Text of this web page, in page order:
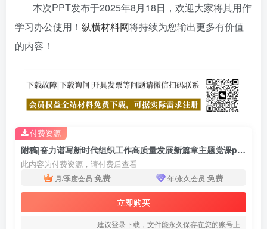
本次PPT发布于2025年8月18日 ，欢迎大家将其用作
学习办公使用！ 纵横材料网将持续为您输出更多有价值
的内容！
附稿|奋力谱写新时代组织工作高质量发展新篇章主题党课ppt模板
此内容为付费资源，请付费后查看
月/季度会员 免费 年/永久会员 免费
立即购买
建议登录下载，文件能永久保存在您的账号上
付费资源